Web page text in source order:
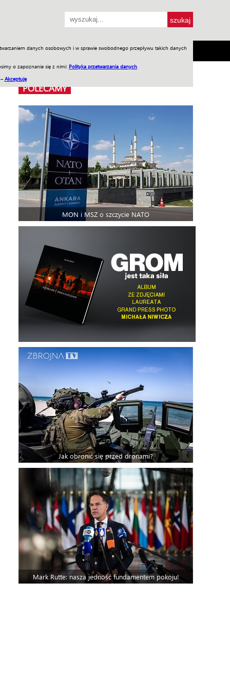
danych osobowych i w sprawie swobodnego przepływu takich danych
o zapoznanie się z nimi: Polityka przetwarzania danych
Akceptuję
SKLEP Jednodniówki Praca w WIW
POLECAMY
MON i MSZ o szczycie NATO
Jak obronić się przed dronami?
Mark Rutte: nasza jedność fundamentem pokoju!